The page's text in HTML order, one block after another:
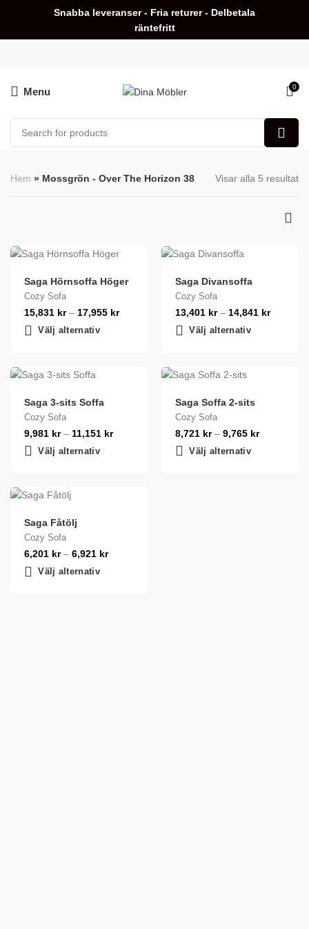
Snabba leveranser - Fria returer - Delbetala
räntefritt
Menu 0
Hem » Mossgrön - Over The Horizon 38 Visar alla 5 resultat
Saga Hörnsoffa Höger
Cozy Sofa
15,831 kr – 17,955 kr
Välj alternativ
Saga Divansoffa
Cozy Sofa
13,401 kr – 14,841 kr
Välj alternativ
Saga 3-sits Soffa
Cozy Sofa
9,981 kr – 11,151 kr
Välj alternativ
Saga Soffa 2-sits
Cozy Sofa
8,721 kr – 9,765 kr
Välj alternativ
Saga Fåtölj
Cozy Sofa
6,201 kr – 6,921 kr
Välj alternativ